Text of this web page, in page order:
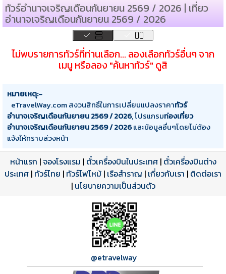
ทัวร์อำนาจเจริญเดือนกันยายน 2569 / 2026 | เที่ยว
อำนาจเจริญเดือนกันยายน 2569 / 2026
ไม่พบรายการทัวร์ที่ท่านเลือก... ลองเลือกทัวร์อื่นๆ จาก
เมนู หรือลอง "ค้นหาทัวร์" ดูสิ
หมายเหตุ:-
eTravelWay.com สงวนสิทธิ์ในการเปลี่ยนแปลงราคาทัวร์
อำนาจเจริญเดือนกันยายน 2569 / 2026, โปรแกรมท่องเที่ยว
อำนาจเจริญเดือนกันยายน 2569 / 2026และข้อมูลอื่นๆโดยไม่ต้อง
แจ้งให้ทราบล่วงหน้า
หน้าแรก |จองโรงแรม | ตั๋วเครื่องบินในประเทศ| ตั๋วเครื่องบินต่าง
ประเทศ | ทัวร์ไทย | ทัวร์ไฟไหม้ | เรือสำราญ | เกี่ยวกับเรา | ติดต่อเรา
| นโยบายความเป็นส่วนตัว
@etravelway